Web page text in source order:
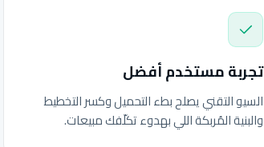
تجربة مستخدم أفضل
السيو التقني يصلح بطء التحميل وكسر التخطيط
والبنية المُربكة اللي بهدوء تكلّفك مبيعات.